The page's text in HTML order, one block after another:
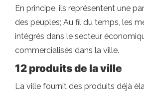
En principe, ils représentent une
des peuples; Au fil du temps, les
intégrés dans le secteur
commercialisés dans la ville.
12 produits de la ville
La ville fournit des produits déjà